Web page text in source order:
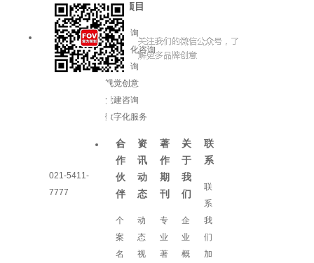
021-5411-
7777
服务项目
品牌咨询
企业文化咨询
增长咨询
视觉创意
党建咨询
数字化服务
合
作
伙
伴
个
案
名
资
讯
动
态
动
态
视
著
作
期
刊
专
业
著
关
于
我
们
企
业
概
联
系
联
系
我
们
加